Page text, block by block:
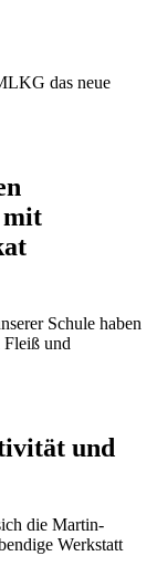
das neue
mit
Schule haben
Fleiß und
und
die Martin-
Werkstatt